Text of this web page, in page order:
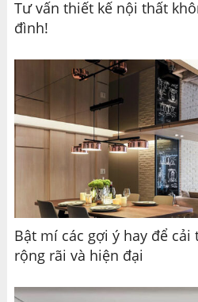
Tư vấn thiết kế nội thất
đình!
Bật mí các gợi ý hay để cải
rộng rãi và hiện đại